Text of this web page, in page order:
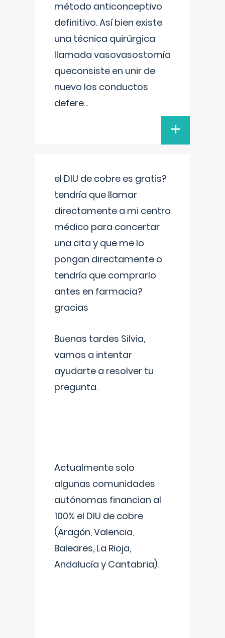
método anticonceptivo
definitivo. Así bien existe
una técnica quirúrgica
llamada vasovasostomía
queconsiste en unir de
nuevo los conductos
defere...
+
el DIU de cobre es gratis?
tendría que llamar
directamente a mi centro
médico para concertar
una cita y que me lo
pongan directamente o
tendría que comprarlo
antes en farmacia?
gracias
Buenas tardes Silvia,
vamos a intentar
ayudarte a resolver tu
pregunta.
Actualmente solo
algunas comunidades
autónomas financian al
100% el DIU de cobre
(Aragón, Valencia,
Baleares, La Rioja,
Andalucía y Cantabria).